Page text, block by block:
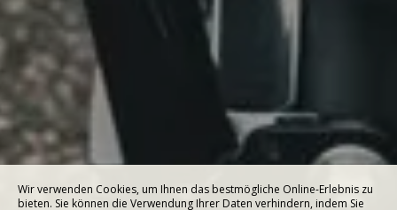
Wir verwenden Cookies, um Ihnen das bestmögliche Online-Erlebnis zu
bieten. Sie können die Verwendung Ihrer Daten verhindern, indem Sie